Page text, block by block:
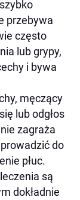
przebywa
często
lub grypy,
i bywa
męczący
lub odgłos
zagraża
do
płuc.
są
dokładnie